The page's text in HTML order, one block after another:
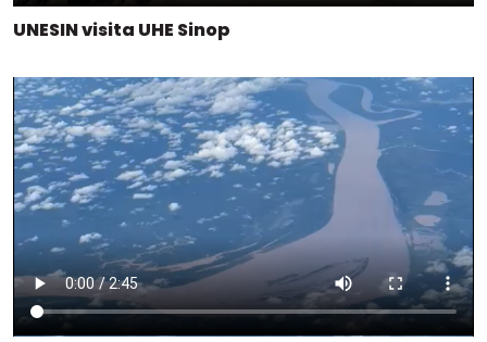
UNESIN visita UHE Sinop